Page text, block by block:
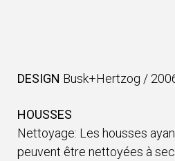
DESIGN Busk+Hertzog /
HOUSSES
Nettoyage: Les housses
peuvent être nettoyées à